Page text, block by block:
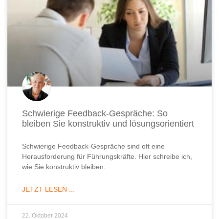
Schwierige Feedback-Gespräche: So
bleiben Sie konstruktiv und lösungsorientiert
Schwierige Feedback-Gespräche sind oft eine
Herausforderung für Führungskräfte. Hier schreibe ich,
wie Sie konstruktiv bleiben.
JETZT LESEN ...
22. Oktober 2024